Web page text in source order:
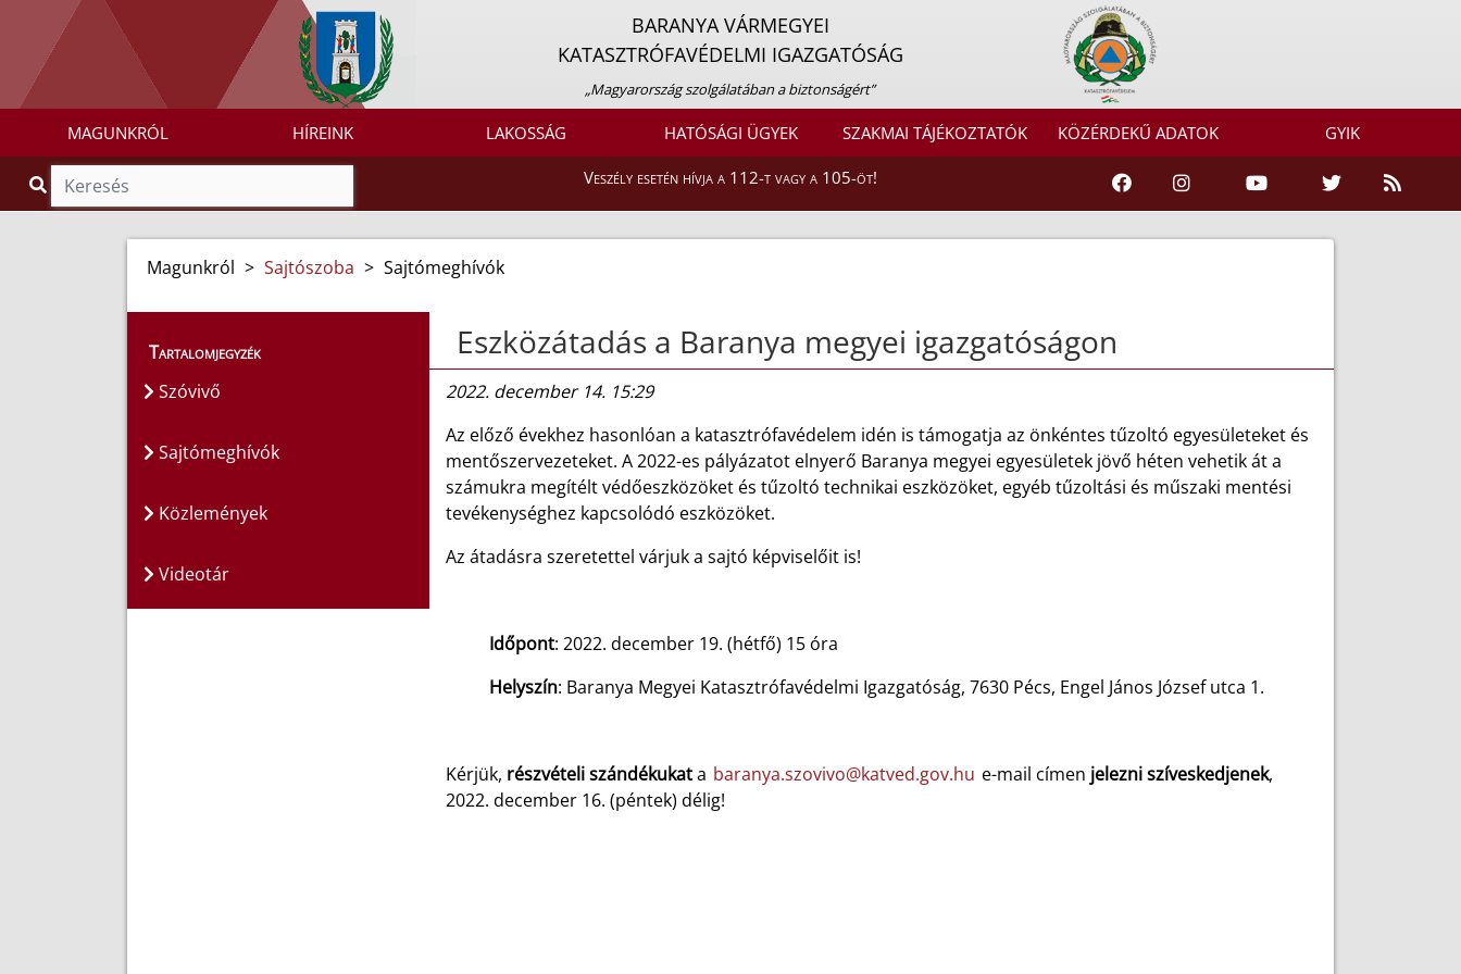
BARANYA VÁRMEGYEI
KATASZTRÓFAVÉDELMI IGAZGATÓSÁG
„Magyarország szolgálatában a biztonságért”
MAGUNKRÓL HÍREINK LAKOSSÁG HATÓSÁGI ÜGYEK SZAKMAI TÁJÉKOZTATÓK KÖZÉRDEKŰ ADATOK GYIK
Veszély esetén hívja a 112-t vagy a 105-öt!
Magunkról > Sajtószoba > Sajtómeghívók
Tartalomjegyzék
Szóvivő
Sajtómeghívók
Közlemények
Videotár
Eszközátadás a Baranya megyei igazgatóságon
2022. december 14. 15:29
Az előző évekhez hasonlóan a katasztrófavédelem idén is támogatja az önkéntes tűzoltó egyesületeket és
mentőszervezeteket. A 2022-es pályázatot elnyerő Baranya megyei egyesületek jövő héten vehetik át a
számukra megítélt védőeszközöket és tűzoltó technikai eszközöket, egyéb tűzoltási és műszaki mentési
tevékenységhez kapcsolódó eszközöket.
Az átadásra szeretettel várjuk a sajtó képviselőit is!
Időpont: 2022. december 19. (hétfő) 15 óra
Helyszín: Baranya Megyei Katasztrófavédelmi Igazgatóság, 7630 Pécs, Engel János József utca 1.
Kérjük, részvételi szándékukata baranya.szovivo@katved.gov.hu e-mail címen jelezni szíveskedjenek,
2022. december 16. (péntek) délig!